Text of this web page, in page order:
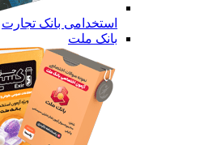
استخدامی بانک تجارت
بانک ملت